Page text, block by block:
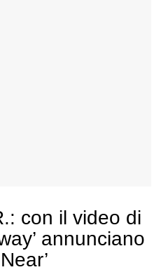
con il video di
annunciano